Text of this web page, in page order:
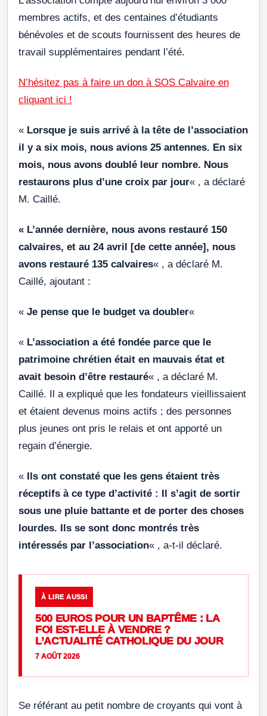
membres actifs, et des centaines d’étudiants
bénévoles et de scouts fournissent des heures de
travail supplémentaires pendant l’été.
N’hésitez pas à faire un don à SOS Calvaire en
cliquant ici !
« Lorsque je suis arrivé à la tête de l’association
il y a six mois, nous avions 25 antennes. En six
mois, nous avons doublé leur nombre. Nous
restaurons plus d’une croix par jour« , a déclaré
M. Caillé.
« L’année dernière, nous avons restauré 150
calvaires, et au 24 avril [de cette année], nous
avons restauré 135 calvaires« , a déclaré M.
Caillé, ajoutant :
« Je pense que le budget va doubler«
« L’association a été fondée parce que le
patrimoine chrétien était en mauvais état et
avait besoin d’être restauré« , a déclaré M.
Caillé. Il a expliqué que les fondateurs vieillissaient
et étaient devenus moins actifs ; des personnes
plus jeunes ont pris le relais et ont apporté un
regain d’énergie.
« Ils ont constaté que les gens étaient très
réceptifs à ce type d’activité : Il s’agit de sortir
sous une pluie battante et de porter des choses
lourdes. Ils se sont donc montrés très
intéressés par l’association« , a-t-il déclaré.
À LIRE AUSSI
500 EUROS POUR UN BAPTÊME : LA
FOI EST-ELLE À VENDRE ?
L’ACTUALITÉ CATHOLIQUE DU JOUR
7 AOÛT 2026
Se référant au petit nombre de croyants qui vont à